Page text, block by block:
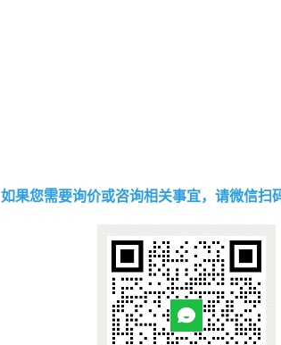
如果您需要询价或咨询相关事宜，请微信扫